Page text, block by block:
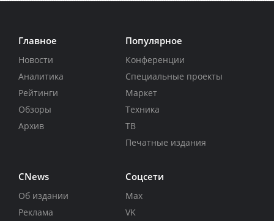
Главное
Новости
Аналитика
Рейтинги
Обзоры
Архив
Популярное
Конференции
Специальные проекты
Маркет
Техника
ТВ
Печатные издания
CNews
Об издании
Реклама
Соцсети
Max
VK